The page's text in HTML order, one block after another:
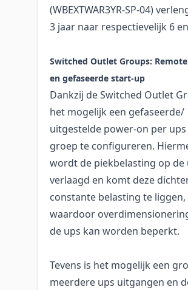
(WBEXTWAR3YR-SP-04)
3 jaar naar respectievelijk 6
Switched Outlet Groups:
en gefaseerde start-up
Dankzij de Switched Outlet
het mogelijk een gefaseerde/
uitgestelde power-on per
groep te configureren.
wordt de piekbelasting op de
verlaagd en komt deze
constante belasting te liggen,
waardoor
de ups kan worden beperkt.
Tevens is het mogelijk een
meerdere ups uitgangen en